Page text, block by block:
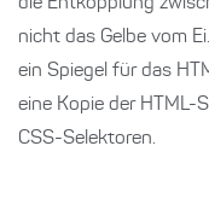
nicht das Gelbe vom
ein Spiegel für das
eine Kopie der HTML-
CSS-Selektoren.